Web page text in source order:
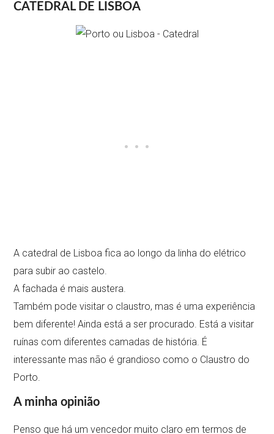
CATEDRALDE LISBOA
A catedral de Lisboa fica ao longo da linha do elétrico
para subir ao castelo.
A fachada é mais austera.
Também pode visitar o claustro, mas é uma experiência
bem diferente! Ainda está a ser procurado. Está a visitar
ruínas com diferentes camadas de história. É
interessante mas não é grandioso como o Claustro do
Porto.
A minha opinião
Penso que há um vencedor muito claro em termos de